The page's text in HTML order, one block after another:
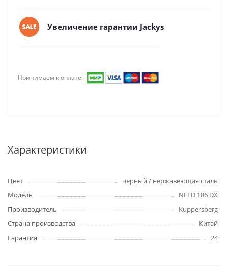
Увеличение гарантии Jackys
Принимаем к оплате:
Характеристики
Цвет
черный / нержавеющая сталь
Модель
NFFD 186 DX
Производитель
Kuppersberg
Страна производства
Китай
Гарантия
24